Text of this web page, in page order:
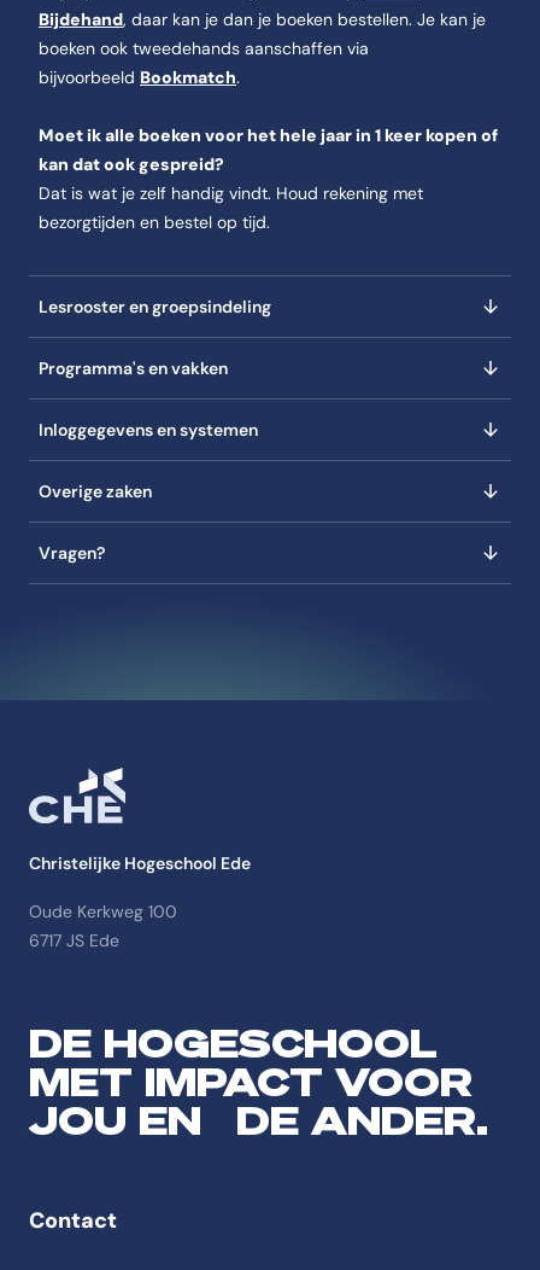
Bijdehand, daar kan je dan je boeken bestellen. Je kan je
boeken ook tweedehands aanschaffen via
bijvoorbeeld Bookmatch.
Moet ik alle boeken voor het hele jaar in 1 keer kopen of
kan dat ook gespreid?
Dat is wat je zelf handig vindt. Houd rekening met
bezorgtijden en bestel op tijd.
Lesrooster en groepsindeling
Programma's en vakken
Inloggegevens en systemen
Overige zaken
Vragen?
Christelijke Hogeschool Ede
Oude Kerkweg 100
6717 JS Ede
DE HOGESCHOOL
MET IMPACT VOOR
JOU EN DE ANDER.
Contact